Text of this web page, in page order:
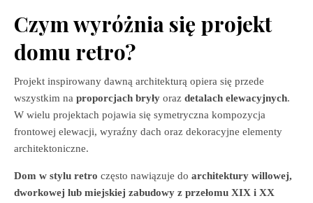
Czym wyróżnia się projekt
domu retro?
Projekt inspirowany dawną architekturą opiera się przede
wszystkim na proporcjach bryły oraz detalach elewacyjnych.
W wielu projektach pojawia się symetryczna kompozycja
frontowej elewacji, wyraźny dach oraz dekoracyjne elementy
architektoniczne.
Dom w stylu retro często nawiązuje do architektury willowej,
dworkowej lub miejskiej zabudowy z przełomu XIX i XX